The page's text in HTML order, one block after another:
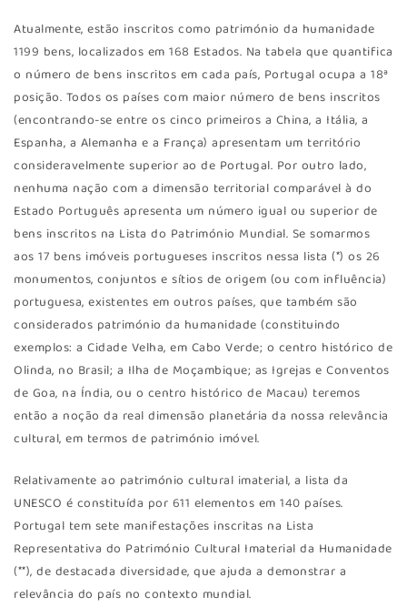
Atualmente, estão inscritos como património da humanidade
1199 bens, localizados em 168 Estados. Na tabela que quantifica
o número de bens inscritos em cada país, Portugal ocupa a 18ª
posição. Todos os países com maior número de bens inscritos
(encontrando-se entre os cinco primeiros a China, a Itália, a
Espanha, a Alemanha e a França) apresentam um território
consideravelmente superior ao de Portugal. Por outro lado,
nenhuma nação com a dimensão territorial comparável à do
Estado Português apresenta um número igual ou superior de
bens inscritos na Lista do Património Mundial. Se somarmos
aos 17 bens imóveis portugueses inscritos nessa lista (*) os 26
monumentos, conjuntos e sítios de origem (ou com influência)
portuguesa, existentes em outros países, que também são
considerados património da humanidade (constituindo
exemplos: a Cidade Velha, em Cabo Verde; o centro histórico de
Olinda, no Brasil; a Ilha de Moçambique; as Igrejas e Conventos
de Goa, na Índia, ou o centro histórico de Macau) teremos
então a noção da real dimensão planetária da nossa relevância
cultural, em termos de património imóvel.
Relativamente ao património cultural imaterial, a lista da
UNESCO é constituída por 611 elementos em 140 países.
Portugal tem sete manifestações inscritas na Lista
Representativa do Património Cultural Imaterial da Humanidade
(**), de destacada diversidade, que ajuda a demonstrar a
relevância do país no contexto mundial.